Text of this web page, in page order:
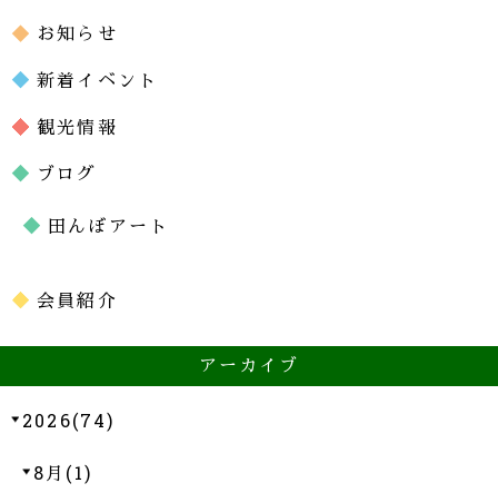
お知らせ
新着イベント
観光情報
ブログ
田んぼアート
会員紹介
アーカイブ
2026(74)
8月(1)